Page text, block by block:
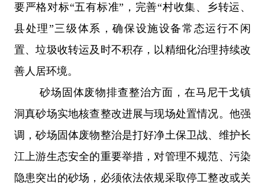
要严格对标“五有标准”，完善“村收集、乡转运、
县处理”三级体系，确保设施设备常态运行不闲
置、垃圾收转运及时不积存，以精细化治理持续改
善人居环境。
砂场固体废物排查整治方面，在马尼干戈镇
洞真砂场实地核查整改进展与现场处置情况。他强
调，砂场固体废物整治是打好净土保卫战、维护长
江上游生态安全的重要举措，对管理不规范、污染
隐患突出的砂场，必须依法依规采取停工整改或关